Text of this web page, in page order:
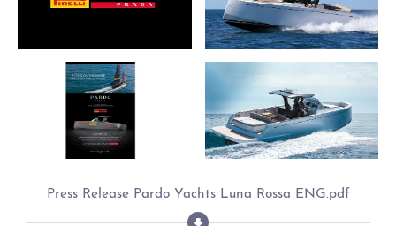
Press Release Pardo Yachts Luna Rossa ENG.pdf